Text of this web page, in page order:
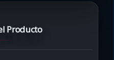
Producto